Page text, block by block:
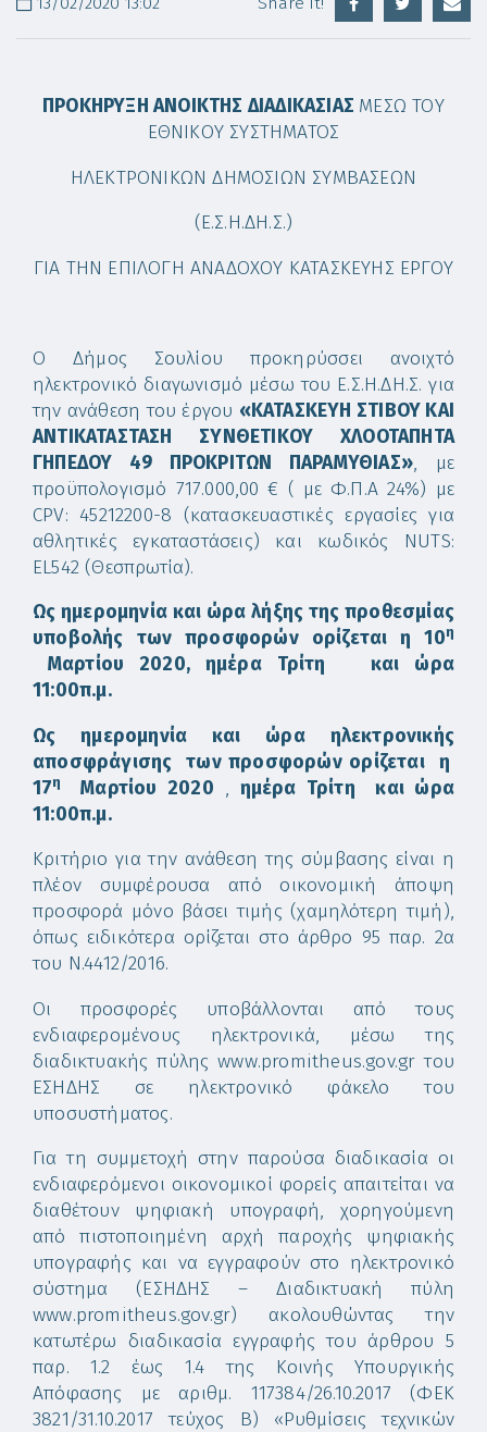
ΠΡΟΚΗΡΥΞΗ ΑΝΟΙΚΤΗΣ ΔΙΑΔΙΚΑΣΙΑΣ ΜΕΣΩ ΤΟΥ
ΕΘΝΙΚΟΥ ΣΥΣΤΗΜΑΤΟΣ
ΗΛΕΚΤΡΟΝΙΚΩΝ ΔΗΜΟΣΙΩΝ ΣΥΜΒΑΣΕΩΝ
(Ε.Σ.Η.ΔΗ.Σ.)
ΓΙΑ ΤΗΝ ΕΠΙΛΟΓΗ ΑΝΑΔΟΧΟΥ ΚΑΤΑΣΚΕΥΗΣ ΕΡΓΟΥ
Ο Δήμος Σουλίου προκηρύσσει ανοιχτό
ηλεκτρονικό διαγωνισμό μέσω του Ε.Σ.Η.ΔΗ.Σ. για
την ανάθεση του έργου «KΑΤΑΣΚΕΥΗ ΣΤΙΒΟΥ ΚΑΙ
ΑΝΤΙΚΑΤΑΣΤΑΣΗ ΣΥΝΘΕΤΙΚΟΥ ΧΛΟΟΤΑΠΗΤΑ
ΓΗΠΕΔΟΥ 49 ΠΡΟΚΡΙΤΩΝ ΠΑΡΑΜΥΘΙΑΣ», με
προϋπολογισμό 717.000,00 € ( με Φ.Π.Α 24%) με
CPV: 45212200-8 (κατασκευαστικές εργασίες για
αθλητικές εγκαταστάσεις) και κωδικός NUTS:
EL542 (Θεσπρωτία).
Ως ημερομηνία και ώρα λήξης της προθεσμίας
υποβολής των προσφορών ορίζεται η 10η
Μαρτίου 2020, ημέρα Τρίτη και ώρα
11:00π.μ.
Ως ημερομηνία και ώρα ηλεκτρονικής
αποσφράγισης των προσφορών ορίζεται η
17η Μαρτίου 2020 , ημέρα Τρίτη και ώρα
11:00π.μ.
Κριτήριο για την ανάθεση της σύμβασης είναι η
πλέον συμφέρουσα από οικονομική άποψη
προσφορά μόνο βάσει τιμής (χαμηλότερη τιμή),
όπως ειδικότερα ορίζεται στο άρθρο 95 παρ. 2α
του Ν.4412/2016.
Οι προσφορές υποβάλλονται από τους
ενδιαφερομένους ηλεκτρονικά, μέσω της
διαδικτυακής πύλης www.promitheus.gov.gr του
ΕΣΗΔΗΣ σε ηλεκτρονικό φάκελο του
υποσυστήματος.
Για τη συμμετοχή στην παρούσα διαδικασία οι
ενδιαφερόμενοι οικονομικοί φορείς απαιτείται να
διαθέτουν ψηφιακή υπογραφή, χορηγούμενη
από πιστοποιημένη αρχή παροχής ψηφιακής
υπογραφής και να εγγραφούν στο ηλεκτρονικό
σύστημα (ΕΣΗΔΗΣ – Διαδικτυακή πύλη
www.promitheus.gov.gr) ακολουθώντας την
κατωτέρω διαδικασία εγγραφής του άρθρου 5
παρ. 1.2 έως 1.4 της Κοινής Υπουργικής
Απόφασης με αριθμ. 117384/26.10.2017 (ΦΕΚ
3821/31.10.2017 τεύχος Β) «Ρυθμίσεις τεχνικών